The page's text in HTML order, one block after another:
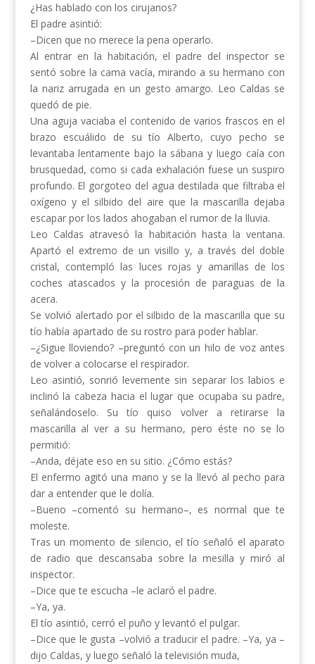
¿Has hablado con los cirujanos?
El padre asintió:
–Dicen que no merece la pena operarlo.
Al entrar en la habitación, el padre del inspector se
sentó sobre la cama vacía, mirando a su hermano con
la nariz arrugada en un gesto amargo. Leo Caldas se
quedó de pie.
Una aguja vaciaba el contenido de varios frascos en el
brazo escuálido de su tío Alberto, cuyo pecho se
levantaba lentamente bajo la sábana y luego caía con
brusquedad, como si cada exhalación fuese un suspiro
profundo. El gorgoteo del agua destilada que filtraba el
oxígeno y el silbido del aire que la mascarilla dejaba
escapar por los lados ahogaban el rumor de la lluvia.
Leo Caldas atravesó la habitación hasta la ventana.
Apartó el extremo de un visillo y, a través del doble
cristal, contempló las luces rojas y amarillas de los
coches atascados y la procesión de paraguas de la
acera.
Se volvió alertado por el silbido de la mascarilla que su
tío había apartado de su rostro para poder hablar.
–¿Sigue lloviendo? –preguntó con un hilo de voz antes
de volver a colocarse el respirador.
Leo asintió, sonrió levemente sin separar los labios e
inclinó la cabeza hacia el lugar que ocupaba su padre,
señalándoselo. Su tío quiso volver a retirarse la
mascarilla al ver a su hermano, pero éste no se lo
permitió:
–Anda, déjate eso en su sitio. ¿Cómo estás?
El enfermo agitó una mano y se la llevó al pecho para
dar a entender que le dolía.
–Bueno –comentó su hermano–, es normal que te
moleste.
Tras un momento de silencio, el tío señaló el aparato
de radio que descansaba sobre la mesilla y miró al
inspector.
–Dice que te escucha –le aclaró el padre.
–Ya, ya.
El tío asintió, cerró el puño y levantó el pulgar.
–Dice que le gusta –volvió a traducir el padre. –Ya, ya –
dijo Caldas, y luego señaló la televisión muda,